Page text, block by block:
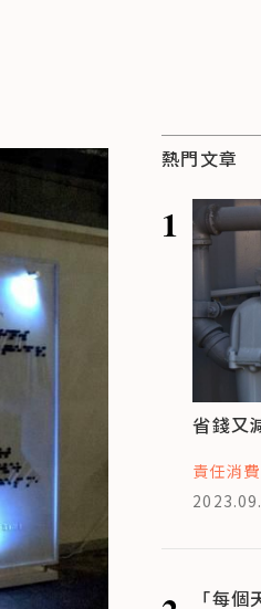
熱門文章
1
省錢又
責任消費
「每